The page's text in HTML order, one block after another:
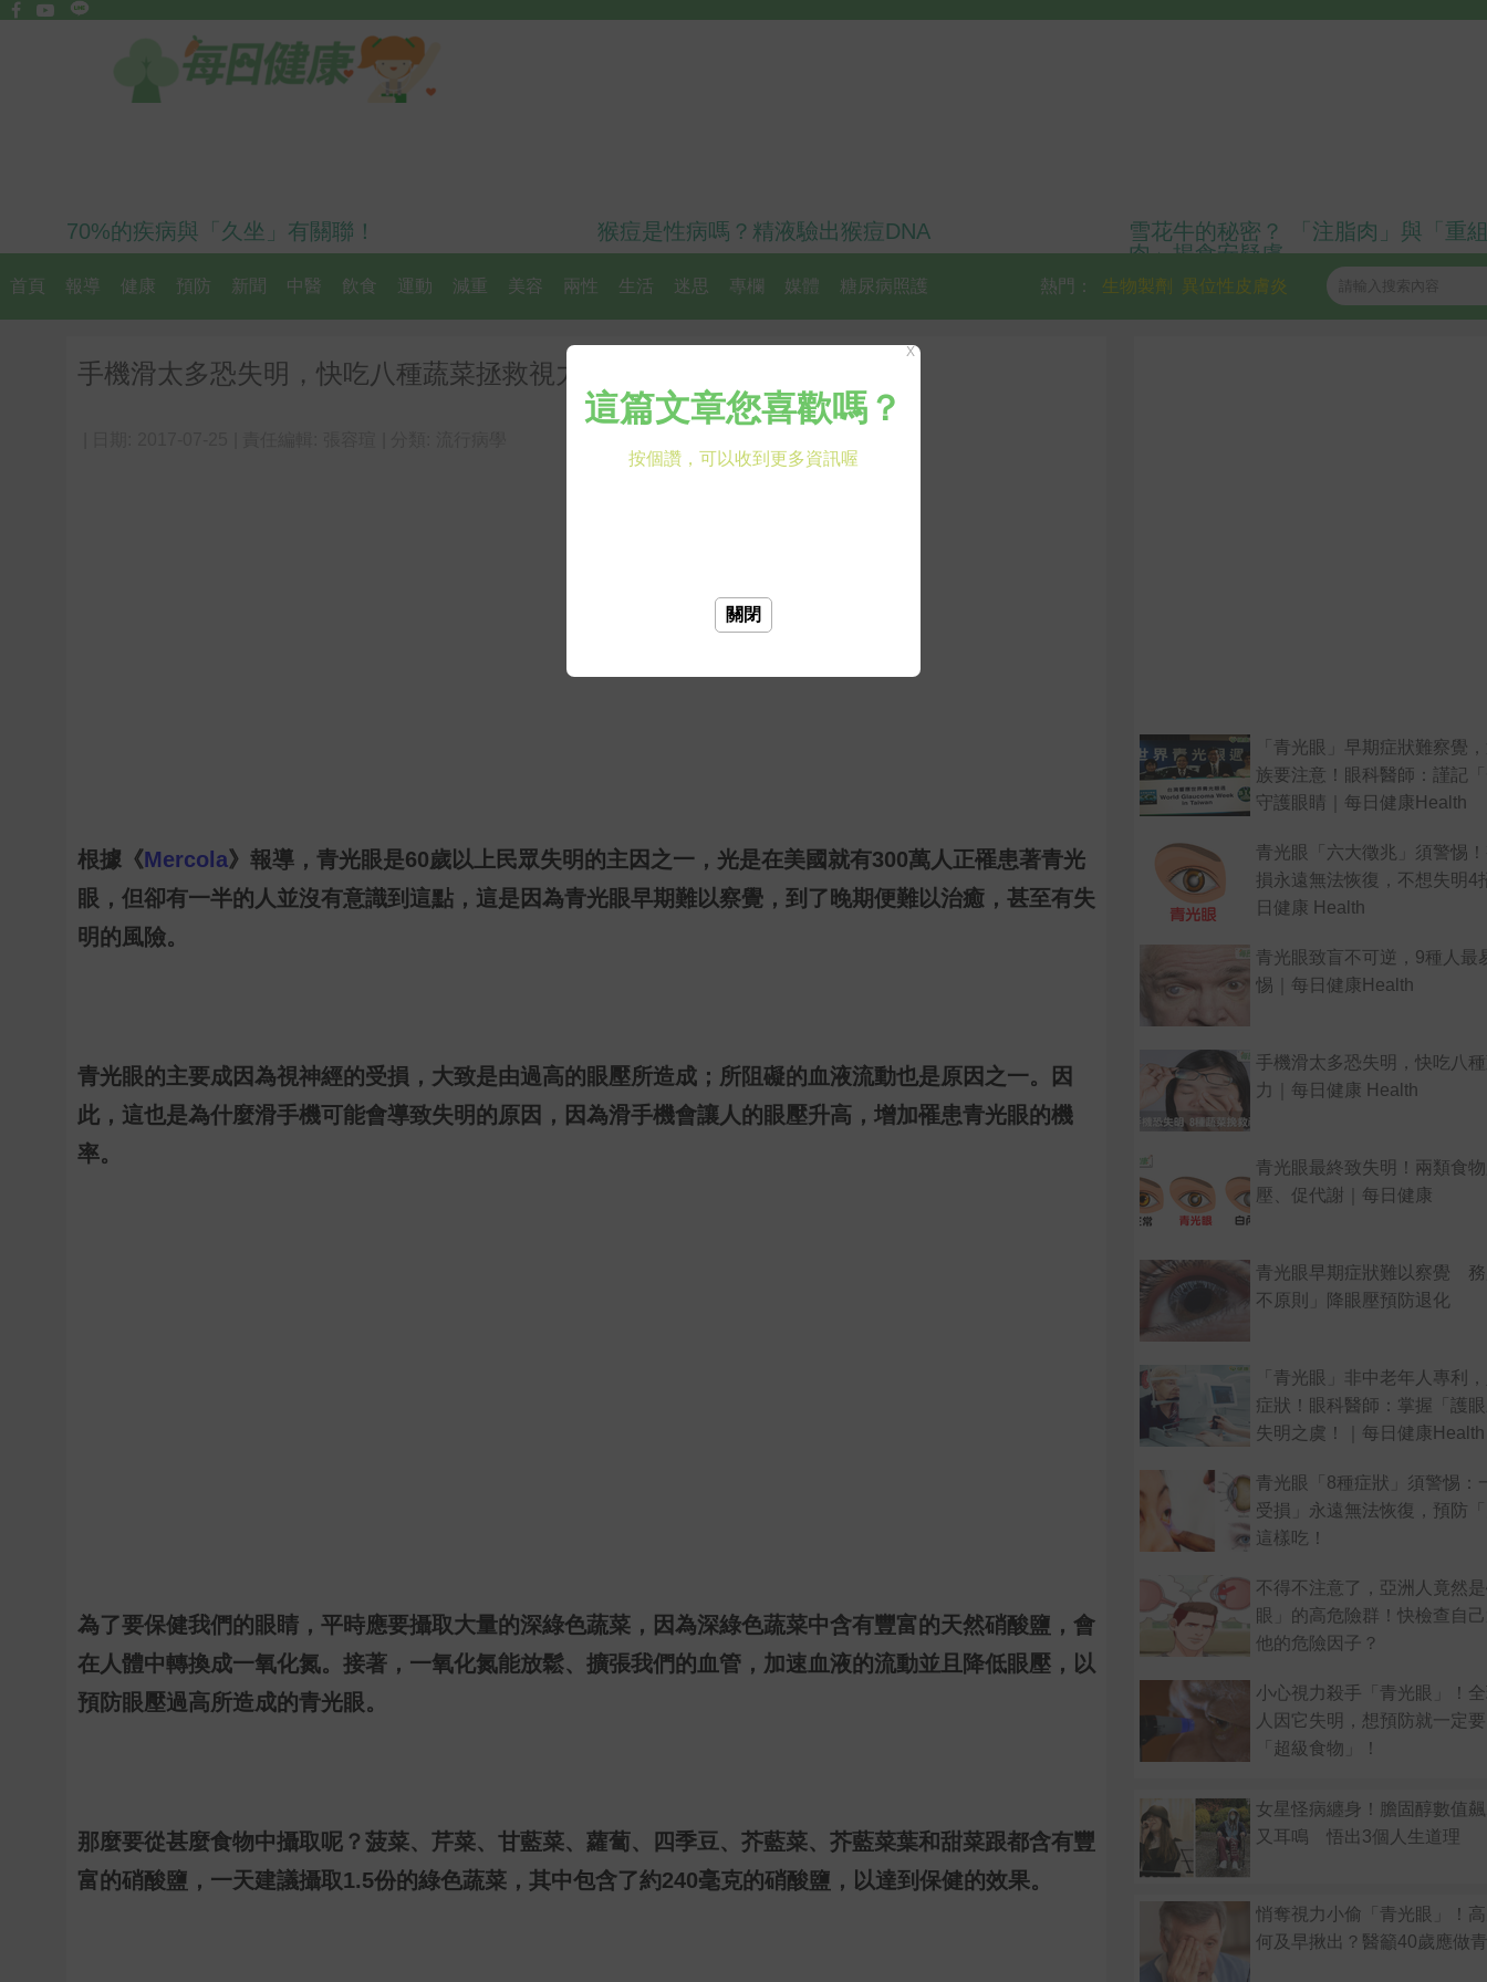
70%的疾病與「久坐」有關聯！ 猴痘是性病嗎？精液驗出猴痘DNA
雪花牛的秘密？ 「注脂肉」與「重
肉」揭食安疑慮
首頁 報導 健康 預防 新聞 中醫 飲食 運動 減重 美容 兩性 生活 迷思 專欄 媒體 糖尿病照護 異位性皮膚炎
生物製劑
熱門：
手機滑太多恐失明，快吃八種蔬菜拯救視力｜每日健康 Health
根據《Mercola》報導，青光眼是60歲以上民眾失明的主因之一，光是在美國就有300萬人正罹患著青光
眼，但卻有一半的人並沒有意識到這點，這是因為青光眼早期難以察覺，到了晚期便難以治癒，甚至有失
明的風險。
青光眼的主要成因為視神經的受損，大致是由過高的眼壓所造成；所阻礙的血液流動也是原因之一。因
此，這也是為什麼滑手機可能會導致失明的原因，因為滑手機會讓人的眼壓升高，增加罹患青光眼的機
率。
為了要保健我們的眼睛，平時應要攝取大量的深綠色蔬菜，因為深綠色蔬菜中含有豐富的天然硝酸鹽，會
在人體中轉換成一氧化氮。接著，一氧化氮能放鬆、擴張我們的血管，加速血液的流動並且降低眼壓，以
預防眼壓過高所造成的青光眼。
那麼要從甚麼食物中攝取呢？菠菜、芹菜、甘藍菜、蘿蔔、四季豆、芥藍菜、芥藍菜葉和甜菜跟都含有豐
富的硝酸鹽，一天建議攝取1.5份的綠色蔬菜，其中包含了約240毫克的硝酸鹽，以達到保健的效果。
「青光眼」早期症狀難察覺
族要注意！眼科醫師：謹記
守護眼睛｜每日健康Health
青光眼「六大徵兆」須警惕
損永遠無法恢復，不想失明4
日健康 Health
青光眼致盲不可逆，9種人最
惕｜每日健康Health
手機滑太多恐失明，快吃八
力｜每日健康 Health
青光眼最終致失明！兩類食
壓、促代謝｜每日健康
青光眼早期症狀難以察覺
不原則」降眼壓預防退化
「青光眼」非中老年人專利
症狀！眼科醫師：掌握「護
失明之虞！｜每日健康Health
青光眼「8種症狀」須警惕：
受損」永遠無法恢復，預防
這樣吃！
不得不注意了，亞洲人竟然
眼」的高危險群！快檢查自
他的危險因子？
小心視力殺手「青光眼」！
人因它失明，想預防就一定
「超級食物」！
女星怪病纏身！膽固醇數值
又耳鳴 悟出3個人生道理
悄奪視力小偷「青光眼」！
何及早揪出？醫籲40歲應做
X
關閉